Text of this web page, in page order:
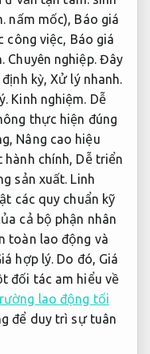
nấm mốc), Báo giá
công việc, Báo giá
Chuyên nghiệp.Đây
định kỳ,Xử lý nhanh.
Kinh nghiệm. Dễ
thực hiện đúng
Nâng cao hiệu
chính, Dễ triển
sản xuất. Linh
các quy chuẩn kỹ
cả bộ phận nhân
toàn lao động và
hợp lý. Do đó, Giá
đối tác am hiểu về
lao động tối
để duy trì sự tuân